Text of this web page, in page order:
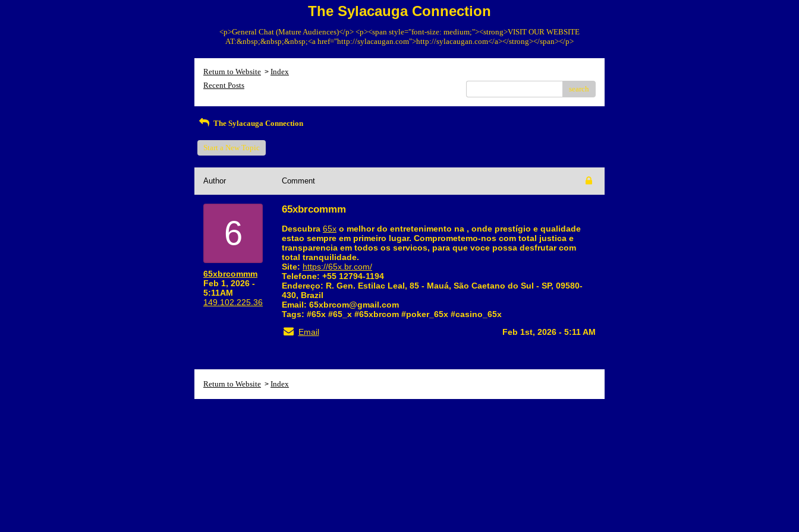
The Sylacauga Connection
<p>General Chat (Mature Audiences)</p> <p><span style="font-size: medium;"><strong>VISIT OUR WEBSITE
AT:&nbsp;&nbsp;&nbsp;<a href="http://sylacaugan.com">http://sylacaugan.com</a></strong></span></p>
Return to Website > Index
Recent Posts
search
The Sylacauga Connection
Start a New Topic
Author Comment
6
65xbrcommm
Feb 1, 2026 -
5:11AM
149.102.225.36
65xbrcommm
Descubra 65x o melhor do entretenimento na , onde prestígio e qualidade
estao sempre em primeiro lugar. Comprometemo-nos com total justica e
transparencia em todos os servicos, para que voce possa desfrutar com
total tranquilidade.
Site: https://65x.br.com/
Telefone: +55 12794-1194
Endereço: R. Gen. Estilac Leal, 85 - Mauá, São Caetano do Sul - SP, 09580-
430, Brazil
Email: 65xbrcom@gmail.com
Tags: #65x #65_x #65xbrcom #poker_65x #casino_65x
Email
Feb 1st, 2026 - 5:11 AM
Return to Website > Index